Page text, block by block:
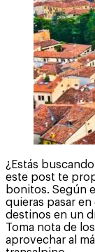
¿Estás
este post te
bonitos. Según
quieras pasar
destinos en un
Toma nota de
aprovechar al